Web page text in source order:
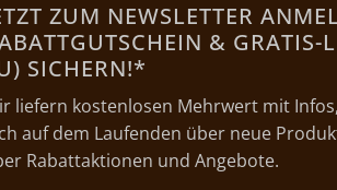
ZUM NEWSLETTER
&
SICHERN!*
liefern kostenlosen Mehrwert mit
auf dem Laufenden über neue
Rabattaktionen und Angebote.